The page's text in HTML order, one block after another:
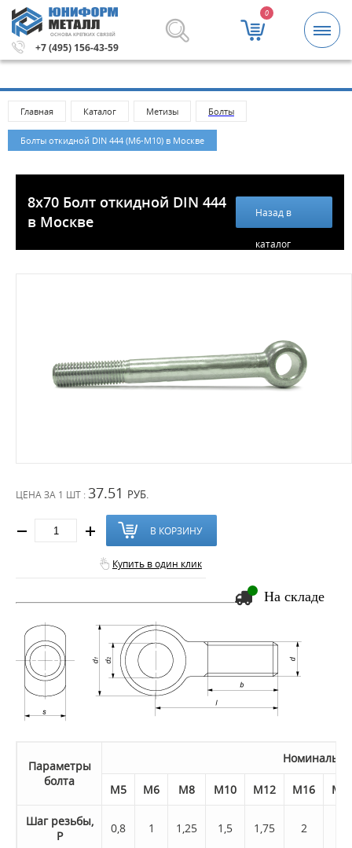
ОСНОВА КРЕПКИХ СВЯЗЕЙ
+7 (495) 156-43-59
0
Метизы и крепежные изделия оптом. Минимальная
Главная Каталог Метизы Болты
Болты откидной DIN 444 (М6-М10) в Москве
8x70 Болт откидной DIN 444
в Москве
Назад в
каталог
ЦЕНА ЗА 1 ШТ : 37.51 РУБ.
В КОРЗИНУ
Купить в один клик
На складе
Параметры
болта
М5 М6 М8 М10 М12 М16
Шаг резьбы,
P
0,8 1 1,25 1,5 1,75 2